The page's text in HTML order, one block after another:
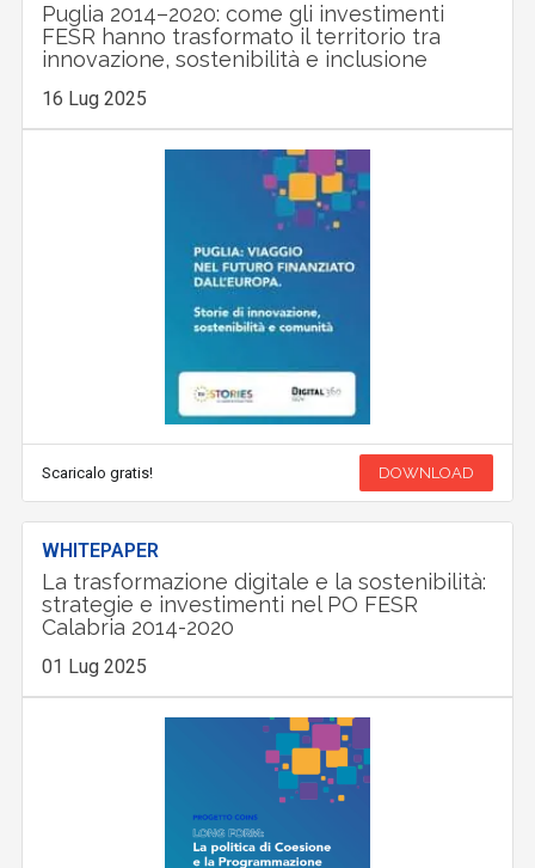
Puglia 2014–2020: come gli investimenti
FESR hanno trasformato il territorio tra
innovazione, sostenibilità e inclusione
16 Lug 2025
Scaricalo gratis! DOWNLOAD
WHITEPAPER
La trasformazione digitale e la sostenibilità:
strategie e investimenti nel PO FESR
Calabria 2014-2020
01 Lug 2025